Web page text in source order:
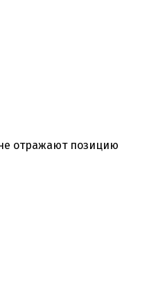
отражают позицию